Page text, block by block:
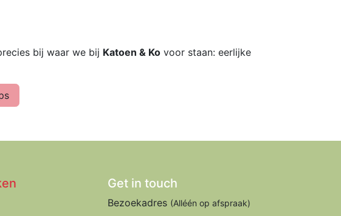
bij waar we bij Katoen & Ko voor staan: eerlijke
Get in touch
Bezoekadres (Alléén op afspraak)